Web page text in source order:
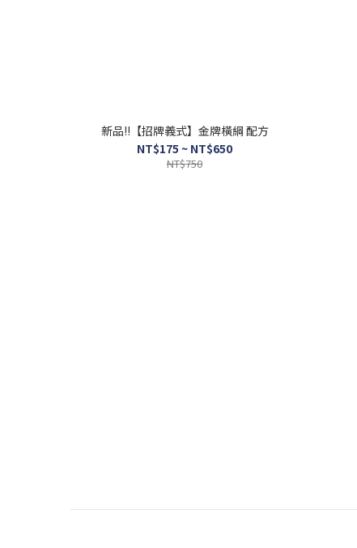
新品!!【招牌義式】金牌橫綱 配方
NT$175 ~ NT$650
NT$750